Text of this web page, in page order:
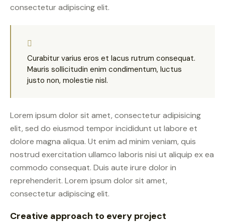
consectetur adipiscing elit.
Curabitur varius eros et lacus rutrum consequat.
Mauris sollicitudin enim condimentum, luctus
justo non, molestie nisl.
Lorem ipsum dolor sit amet, consectetur adipisicing
elit, sed do eiusmod tempor incididunt ut labore et
dolore magna aliqua. Ut enim ad minim veniam, quis
nostrud exercitation ullamco laboris nisi ut aliquip ex ea
commodo consequat. Duis aute irure dolor in
reprehenderit. Lorem ipsum dolor sit amet,
consectetur adipiscing elit.
Creative approach to every project